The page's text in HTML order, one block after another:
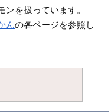
を扱っています。
んの各ページを参照し